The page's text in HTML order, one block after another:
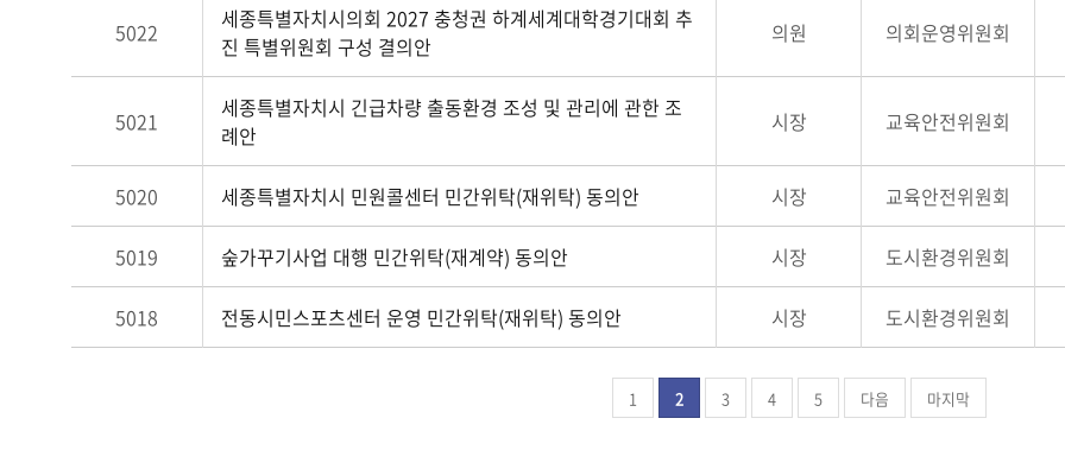
5022
세종특별자치시의회 2027 충청권 하계세계대학경기대회 추
진 특별위원회 구성 결의안
의원 의회운영위원회
5021
세종특별자치시 긴급차량 출동환경 조성 및 관리에 관한 조
례안
시장 교육안전위원회
5020 세종특별자치시 민원콜센터 민간위탁(재위탁) 동의안 시장 교육안전위원회
5019 숲가꾸기사업 대행 민간위탁(재계약) 동의안 시장 도시환경위원회
5018 전동시민스포츠센터 운영 민간위탁(재위탁) 동의안 시장 도시환경위원회
1 2 3 4 5 다음 마지막